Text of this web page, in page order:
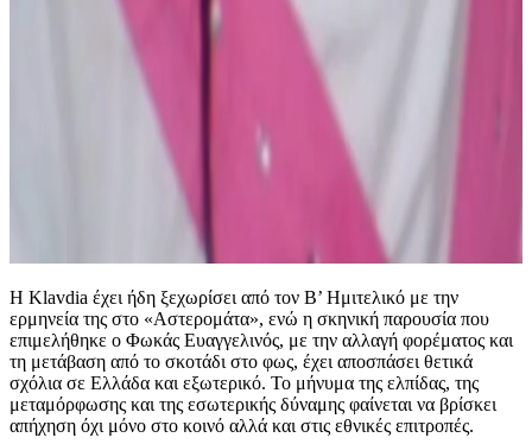
Η Klavdia έχει ήδη ξεχωρίσει από τον Β’ Ημιτελικό με την
ερμηνεία της στο «Αστερομάτα», ενώ η σκηνική παρουσία που
επιμελήθηκε ο Φωκάς Ευαγγελινός, με την αλλαγή φορέματος και
τη μετάβαση από το σκοτάδι στο φως, έχει αποσπάσει θετικά
σχόλια σε Ελλάδα και εξωτερικό. Το μήνυμα της ελπίδας, της
μεταμόρφωσης και της εσωτερικής δύναμης φαίνεται να βρίσκει
απήχηση όχι μόνο στο κοινό αλλά και στις εθνικές επιτροπές.